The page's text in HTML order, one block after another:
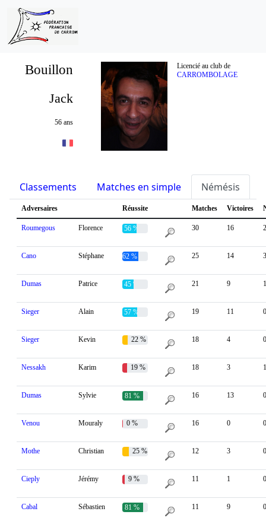
Bouillon
Licencié au club de
CARROMBOLAGE
Jack
56 ans
Classements Matches en simple Némésis
Adversaires Réussite Matches Victoires
Roumegous Florence 56 % 30 16 2
Cano Stéphane 62 % 25 14 3
Dumas Patrice 45 % 21 9 1
Sieger Alain 57 % 19 11 0
Sieger Kevin 22 % 18 4 0
Nessakh Karim 19 % 18 3 1
Dumas Sylvie 81 % 16 13 0
Venou Mouraly 0 % 16 0 0
Mothe Christian 25 % 12 3 0
Cieply Jérémy 9 % 11 1 0
Cabal Sébastien 81 % 11 9 0